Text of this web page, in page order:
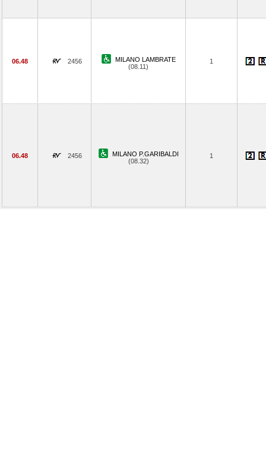
06.48 2456
MILANO LAMBRATE
(08.11)
1
06.48 2456
MILANO P.GARIBALDI
(08.32)
1